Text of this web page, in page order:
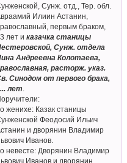
Сунж. отд., Тер. обл.
Илиин Астанин,
первым браком,
лет иказачка станицы
Сунж. отдела
Андреевна Колотаева,
расторж. указ.
Синодом от первого брака,
лет
женихе: Казак станицы
Феодосий Ильич
и дворянин Владимир
Иванов.
невесте: Дворянин Владимир
Иванов и дворянин